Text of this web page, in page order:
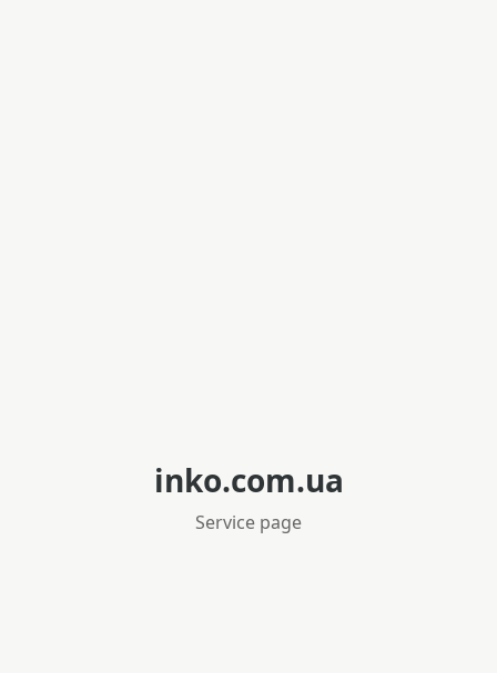
inko.com.ua
Service page